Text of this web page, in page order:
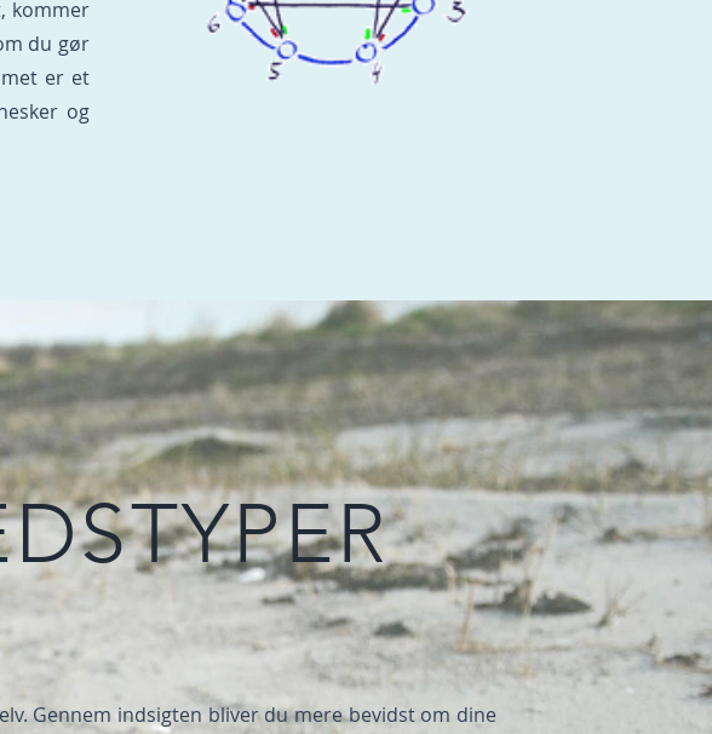
kommer
du gør
er et
og
Gennem indsigten bliver du mere bevidst om dine